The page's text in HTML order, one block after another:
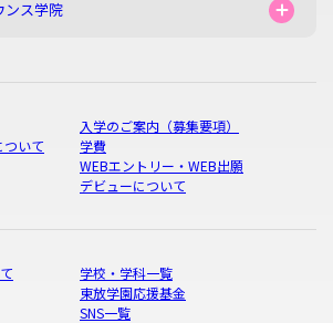
ンス学院
入学のご案内（募集要項）
ついて
学費
WEBエントリー・WEB出願
デビューについて
学校・学科一覧
東放学園応援基金
SNS一覧